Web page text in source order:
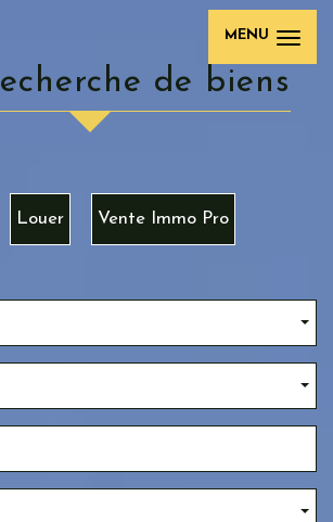
MENU
de biens
Louer Vente Immo Pro